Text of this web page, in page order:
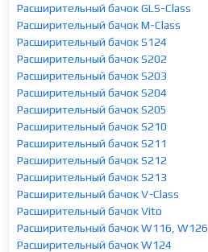
Расширительный бачок GLS-Class
Расширительный бачок M-Class
Расширительный бачок S124
Расширительный бачок S202
Расширительный бачок S203
Расширительный бачок S204
Расширительный бачок S205
Расширительный бачок S210
Расширительный бачок S211
Расширительный бачок S212
Расширительный бачок S213
Расширительный бачок V-Class
Расширительный бачок Vito
Расширительный бачок W116, W126
Расширительный бачок W124